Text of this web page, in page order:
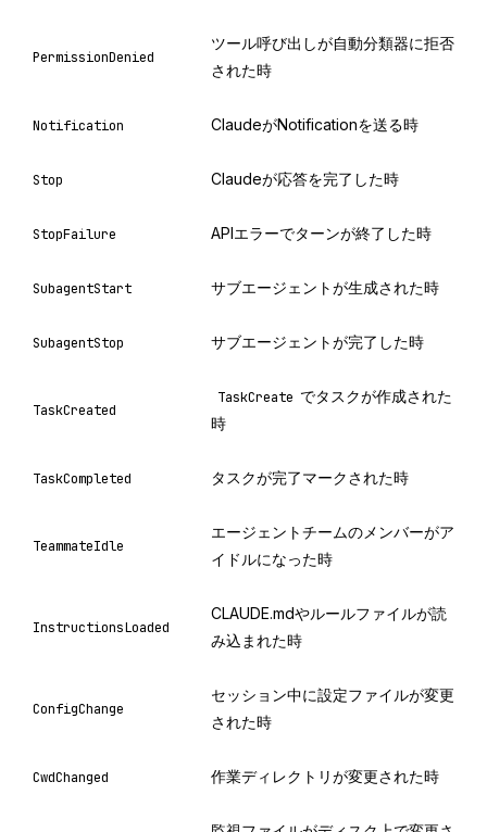
PermissionDenied
ツール呼び出しが自動分類器に拒否
された時
Notification ClaudeがNotificationを送る時
Stop Claudeが応答を完了した時
StopFailure APIエラーでターンが終了した時
SubagentStart サブエージェントが生成された時
SubagentStop サブエージェントが完了した時
TaskCreated
TaskCreate でタスクが作成された
時
TaskCompleted タスクが完了マークされた時
TeammateIdle
エージェントチームのメンバーがア
イドルになった時
InstructionsLoaded
CLAUDE.mdやルールファイルが読
み込まれた時
ConfigChange
セッション中に設定ファイルが変更
された時
CwdChanged 作業ディレクトリが変更された時